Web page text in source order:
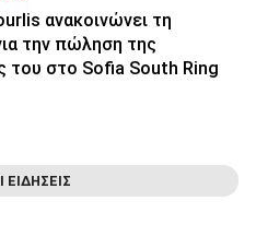
ανακοινώνει τη
την πώληση της
του στο Sofia South Ring
ΕΙΔΗΣΕΙΣ